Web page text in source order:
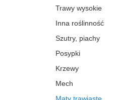
Trawy wysokie
Inna roślinność
Szutry, piachy
Posypki
Krzewy
Mech
Maty trawiaste